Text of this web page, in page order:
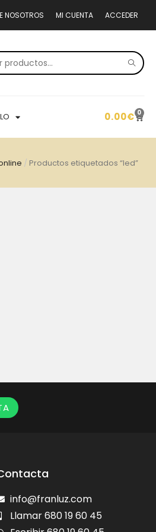
NOSOTROS MI CUENTA ACCEDER
0.00€ 0
/ Productos etiquetados “led”
info@franluz.com
Llamar 680 19 60 45